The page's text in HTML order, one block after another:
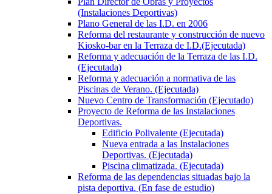
(Instalaciones Deportivas)
Plano General de las I.D. en 2006
Reforma del restaurante y construcción de nuevo
Kiosko-bar en la Terraza de I.D.(Ejecutada)
Reforma y adecuación de la Terraza de las I.D.
(Ejecutada)
Reforma y adecuación a normativa de las
Piscinas de Verano. (Ejecutada)
Nuevo Centro de Transformación (Ejecutado)
Proyecto de Reforma de las Instalaciones
Deportivas.
Edificio Polivalente (Ejecutada)
Nueva entrada a las Instalaciones
Deportivas. (Ejecutada)
Piscina climatizada. (Ejecutada)
Reforma de las dependencias situadas bajo la
pista deportiva. (En fase de estudio)